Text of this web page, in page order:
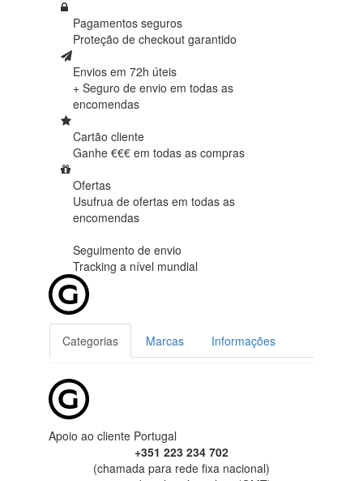
Pagamentos seguros
Proteção de checkout garantido
Envios em 72h úteis
+ Seguro de envio em todas as
encomendas
Cartão cliente
Ganhe €€€ em todas as compras
Ofertas
Usufrua de ofertas em todas as
encomendas
Seguimento de envio
Tracking a nível mundial
Categorias Marcas Informações
Apoio ao cliente Portugal
+351 223 234 702
(chamada para rede fixa nacional)